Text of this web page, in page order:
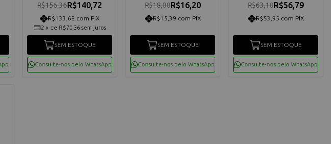
R$156,36R$140,72
R$133,68 com PIX
2 x de R$70,36 sem juros
SEM ESTOQUE
Consulte-nos pelo WhatsApp
R$18,00R$16,20
R$15,39 com PIX
SEM ESTOQUE
Consulte-nos pelo WhatsApp
R$63,10R$56,79
R$53,95 com PIX
SEM ESTOQUE
Consulte-nos pelo WhatsApp